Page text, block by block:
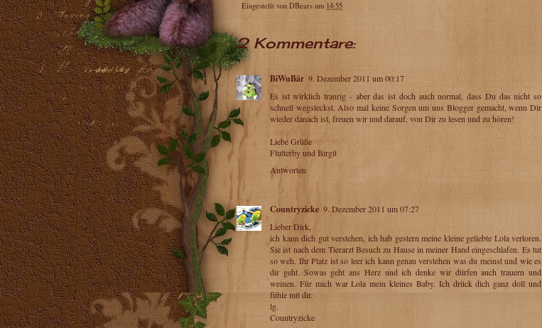
Eingestellt von DBears um 14:55
2 Kommentare:
BiWuBär 9. Dezember 2011 um 00:17
Es ist wirklich traurig - aber das ist doch auch normal, dass Du das nicht so
schnell wegsteckst. Also mal keine Sorgen um uns Blogger gemacht, wenn Dir
wieder danach ist, freuen wir und darauf, von Dir zu lesen und zu hören!
Liebe Grüße
Flutterby und Birgit
Antworten
Countryzicke 9. Dezember 2011 um 07:27
Lieber Dirk,
ich kann dich gut verstehen, ich hab gestern meine kleine geliebte Lola verloren.
Sie ist nach dem Tierarzt Besuch zu Hause in meiner Hand eingeschlafen. Es tut
so weh. Ihr Platz ist so leer ich kann genau verstehen was du meinst und wie es
dir geht. Sowas geht ans Herz und ich denke wir dürfen auch trauern und
weinen. Für mich war Lola mein kleines Baby. Ich drück dich ganz doll und
fühle mit dir.
lg.
Countryzicke